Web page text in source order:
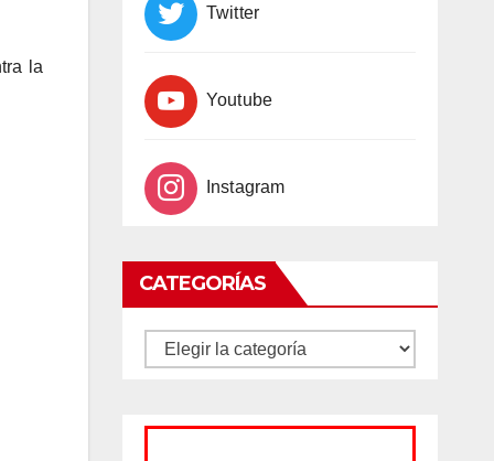
la
Twitter
Youtube
Instagram
CATEGORÍAS
CATEGORÍAS